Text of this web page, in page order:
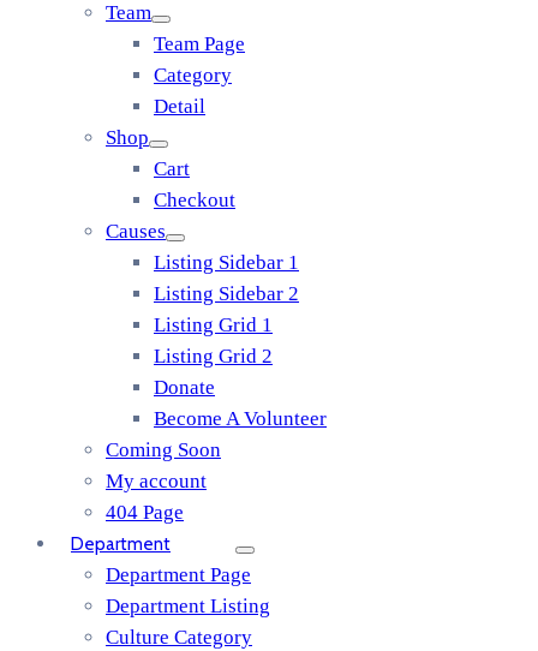
Team
Team Page
Category
Detail
Shop
Cart
Checkout
Causes
Listing Sidebar 1
Listing Sidebar 2
Listing Grid 1
Listing Grid 2
Donate
Become A Volunteer
Coming Soon
My account
404 Page
Department
Department Page
Department Listing
Culture Category